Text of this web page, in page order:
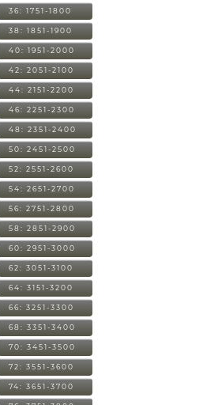
36: 1751-1800
38: 1851-1900
40: 1951-2000
42: 2051-2100
44: 2151-2200
46: 2251-2300
48: 2351-2400
50: 2451-2500
52: 2551-2600
54: 2651-2700
56: 2751-2800
58: 2851-2900
60: 2951-3000
62: 3051-3100
64: 3151-3200
66: 3251-3300
68: 3351-3400
70: 3451-3500
72: 3551-3600
74: 3651-3700